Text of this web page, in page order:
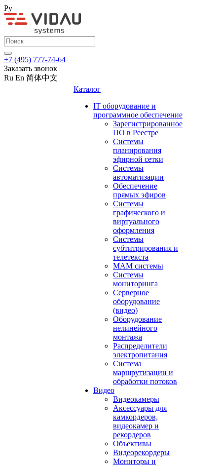
Ру
+7 (495) 777-74-64
Заказать звонок
Ru En 简体中文
Каталог
IT оборудование и
программное обеспечение
Зарегистрированное
ПО в Реестре
Системы
планирования
эфирной сетки
Системы
автоматизации
Обеспечение
прямых эфиров
Системы
графического и
виртуального
оформления
Системы
субтитрирования и
телетекста
MAM системы
Системы
мониторинга
Серверное
оборудование
(видео)
Оборудование
нелинейного
монтажа
Распределители
электропитания
Система
маршрутизации и
обработки потоков
Видео
Видеокамеры
Аксессуары для
камкордеров,
видеокамер и
рекордеров
Объективы
Видеорекордеры
Мониторы и